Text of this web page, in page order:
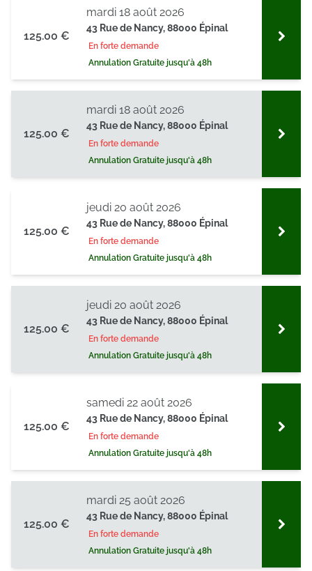
125.00 €
43 Rue de Nancy, 88000 Épinal
En forte demande
Annulation Gratuite jusqu'à 48h
mardi 18 août 2026
125.00 €
43 Rue de Nancy, 88000 Épinal
En forte demande
Annulation Gratuite jusqu'à 48h
mardi 18 août 2026
125.00 €
43 Rue de Nancy, 88000 Épinal
En forte demande
Annulation Gratuite jusqu'à 48h
jeudi 20 août 2026
125.00 €
43 Rue de Nancy, 88000 Épinal
En forte demande
Annulation Gratuite jusqu'à 48h
jeudi 20 août 2026
125.00 €
43 Rue de Nancy, 88000 Épinal
En forte demande
Annulation Gratuite jusqu'à 48h
samedi 22 août 2026
125.00 €
43 Rue de Nancy, 88000 Épinal
En forte demande
Annulation Gratuite jusqu'à 48h
mardi 25 août 2026